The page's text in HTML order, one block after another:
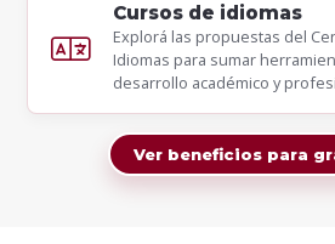
Cursos de idiomas
Explorá las propuestas del
Idiomas para sumar
desarrollo académico y
Ver beneficios para